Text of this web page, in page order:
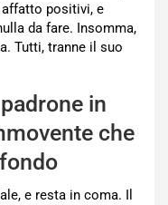
positivi, e
da fare. Insomma,
Tutti, tranne il suo
in
che
e resta in coma. Il